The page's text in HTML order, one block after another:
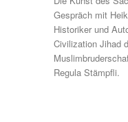
Gespräch mit
Historiker und
Civilization Jihad
Regula Stämpfli.